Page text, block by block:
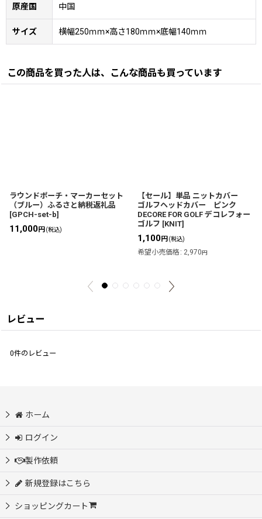
原産国 中国
サイズ 横幅250ｍｍ×高さ180ｍｍ×底幅140ｍｍ
この商品を買った人は、こんな商品も買っています
ラウンドポーチ・マーカーセット
（ブルー）ふるさと納税返礼品
[GPCH-set-b]
11,000円 (税込)
【セール】単品 ニットカバー
ゴルフヘッドカバー ピンク
DECORE FOR GOLF デコレフォー
ゴルフ [KNIT]
1,100円 (税込)
希望小売価格 : 2,970円
レビュー
0件のレビュー
ホーム
ログイン
製作依頼
新規登録はこちら
ショッピングカート